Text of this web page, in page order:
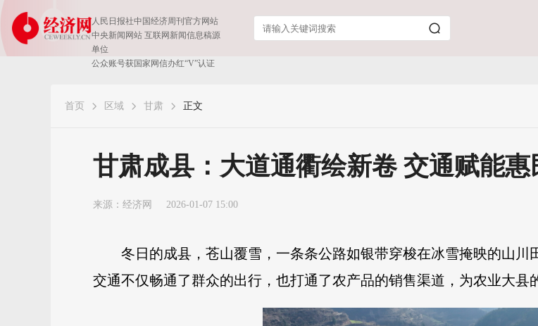
人民日报社中国经济周刊官方网站
中央新闻网站 互联网新闻信息稿源
单位
公众账号获国家网信办红“V”认证
首页 区域 甘肃 正文
甘肃成县：大道通衢绘新卷 交通赋能惠
来源： 经济网 2026-01-07 15:00
冬日的成县，苍山覆雪，一条条公路如银带穿梭在冰雪掩映的山
交通不仅畅通了群众的出行，也打通了农产品的销售渠道，为农业大县